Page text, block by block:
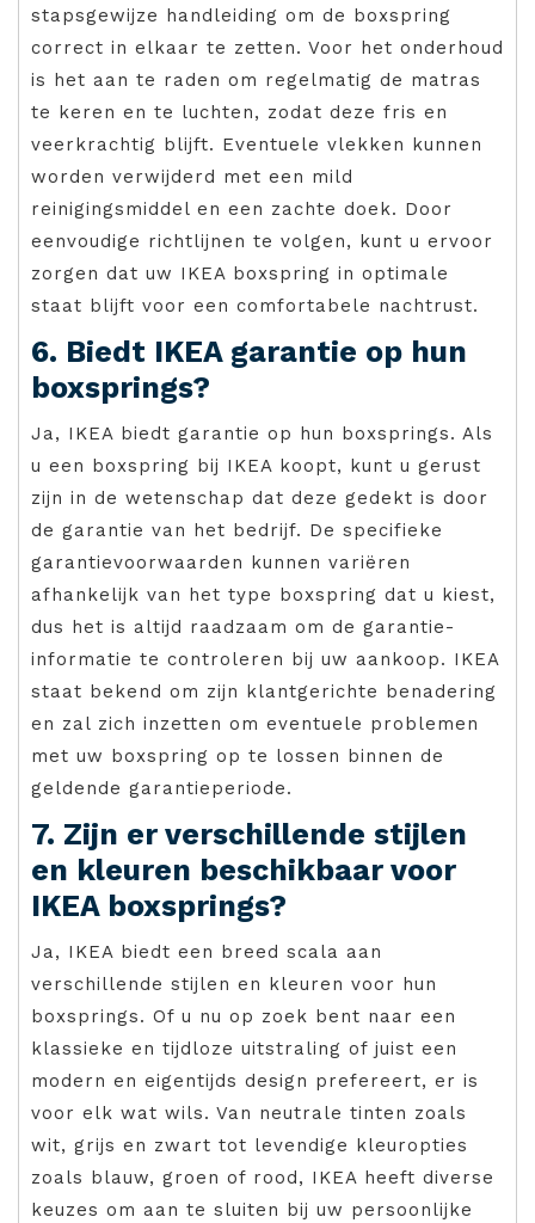
stapsgewijze handleiding om de boxspring
correct in elkaar te zetten. Voor het onderhoud
is het aan te raden om regelmatig de matras
te keren en te luchten, zodat deze fris en
veerkrachtig blijft. Eventuele vlekken kunnen
worden verwijderd met een mild
reinigingsmiddel en een zachte doek. Door
eenvoudige richtlijnen te volgen, kunt u ervoor
zorgen dat uw IKEA boxspring in optimale
staat blijft voor een comfortabele nachtrust.
6. Biedt IKEA garantie op hun
boxsprings?
Ja, IKEA biedt garantie op hun boxsprings. Als
u een boxspring bij IKEA koopt, kunt u gerust
zijn in de wetenschap dat deze gedekt is door
de garantie van het bedrijf. De specifieke
garantievoorwaarden kunnen variëren
afhankelijk van het type boxspring dat u kiest,
dus het is altijd raadzaam om de garantie-
informatie te controleren bij uw aankoop. IKEA
staat bekend om zijn klantgerichte benadering
en zal zich inzetten om eventuele problemen
met uw boxspring op te lossen binnen de
geldende garantieperiode.
7. Zijn er verschillende stijlen
en kleuren beschikbaar voor
IKEA boxsprings?
Ja, IKEA biedt een breed scala aan
verschillende stijlen en kleuren voor hun
boxsprings. Of u nu op zoek bent naar een
klassieke en tijdloze uitstraling of juist een
modern en eigentijds design prefereert, er is
voor elk wat wils. Van neutrale tinten zoals
wit, grijs en zwart tot levendige kleuropties
zoals blauw, groen of rood, IKEA heeft diverse
keuzes om aan te sluiten bij uw persoonlijke